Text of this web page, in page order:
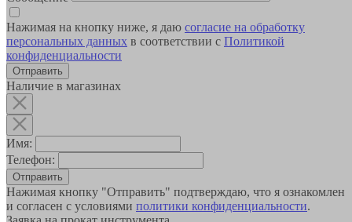
Нажимая на кнопку ниже, я даю согласие на обработку
персональных данных в соответствии с Политикой
конфиденциальности
Наличие в магазинах
Имя:
Телефон:
Отправить
Нажимая кнопку "Отправить" подтверждаю, что я ознакомлен
и согласен с условиями политики конфиденциальности.